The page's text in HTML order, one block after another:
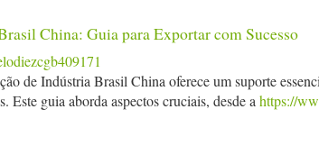
China: Guia para Exportar com Sucesso
de Indústria Brasil China oferece um suporte
Este guia aborda aspectos cruciais, desde a https://